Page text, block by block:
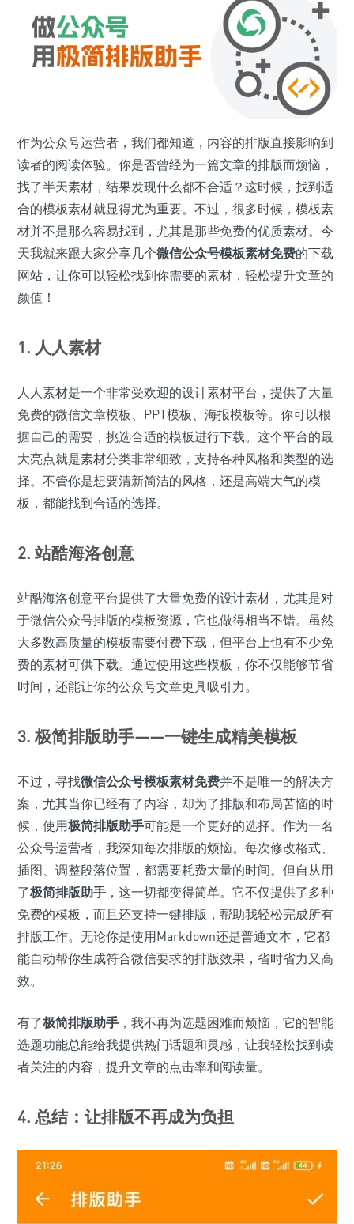
作为公众号运营者，我们都知道，内容的排版直接影响到
读者的阅读体验。你是否曾经为一篇文章的排版而烦恼，
找了半天素材，结果发现什么都不合适？这时候，找到适
合的模板素材就显得尤为重要。不过，很多时候，模板素
材并不是那么容易找到，尤其是那些免费的优质素材。今
天我就来跟大家分享几个微信公众号模板素材免费的下载
网站，让你可以轻松找到你需要的素材，轻松提升文章的
颜值！
1. 人人素材
人人素材是一个非常受欢迎的设计素材平台，提供了大量
免费的微信文章模板、PPT模板、海报模板等。你可以根
据自己的需要，挑选合适的模板进行下载。这个平台的最
大亮点就是素材分类非常细致，支持各种风格和类型的选
择。不管你是想要清新简洁的风格，还是高端大气的模
板，都能找到合适的选择。
2. 站酷海洛创意
站酷海洛创意平台提供了大量免费的设计素材，尤其是对
于微信公众号排版的模板资源，它也做得相当不错。虽然
大多数高质量的模板需要付费下载，但平台上也有不少免
费的素材可供下载。通过使用这些模板，你不仅能够节省
时间，还能让你的公众号文章更具吸引力。
3. 极简排版助手——一键生成精美模板
不过，寻找微信公众号模板素材免费并不是唯一的解决方
案，尤其当你已经有了内容，却为了排版和布局苦恼的时
候，使用极简排版助手可能是一个更好的选择。作为一名
公众号运营者，我深知每次排版的烦恼。每次修改格式、
插图、调整段落位置，都需要耗费大量的时间。但自从用
了极简排版助手 ，这一切都变得简单。它不仅提供了多种
免费的模板，而且还支持一键排版，帮助我轻松完成所有
排版工作。无论你是使用Markdown还是普通文本，它都
能自动帮你生成符合微信要求的排版效果，省时省力又高
效。
有了极简排版助手 ，我不再为选题困难而烦恼，它的智能
选题功能总能给我提供热门话题和灵感，让我轻松找到读
者关注的内容，提升文章的点击率和阅读量。
4. 总结：让排版不再成为负担